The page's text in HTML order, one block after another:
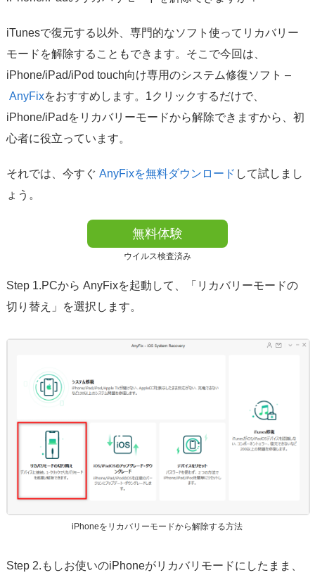
iTunesで復元する以外、専門的なソフト使ってリカバリー
モードを解除することもできます。そこで今回は、
iPhone/iPad/iPod touch向け専用のシステム修復ソフト –
AnyFixをおすすめします。1クリックするだけで、
iPhone/iPadをリカバリーモードから解除できますから、初
心者に役立っています。
それでは、今すぐ AnyFixを無料ダウンロード して試しまし
ょう。
無料体験
ウイルス検査済み
Step 1.PCから AnyFixを起動して、「リカバリーモードの
切り替え」を選択します。
iPhoneをリカバリーモードから解除する方法
Step 2.もしお使いのiPhoneがリカバリモードにしたまま、